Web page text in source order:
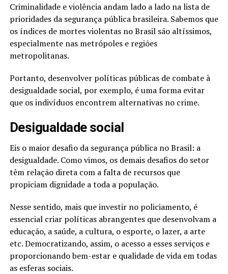
Criminalidade e violência andam lado a lado na lista de
prioridades da segurança pública brasileira. Sabemos que
os índices de mortes violentas no Brasil são altíssimos,
especialmente nas metrópoles e regiões
metropolitanas.
Portanto, desenvolver políticas públicas de combate à
desigualdade social, por exemplo, é uma forma evitar
que os indivíduos encontrem alternativas no crime.
Desigualdade social
Eis o maior desafio da segurança pública no Brasil: a
desigualdade. Como vimos, os demais desafios do setor
têm relação direta com a falta de recursos que
propiciam dignidade a toda a população.
Nesse sentido, mais que investir no policiamento, é
essencial criar políticas abrangentes que desenvolvam a
educação, a saúde, a cultura, o esporte, o lazer, a arte
etc. Democratizando, assim, o acesso a esses serviços e
proporcionando bem-estar e qualidade de vida em todas
as esferas sociais.